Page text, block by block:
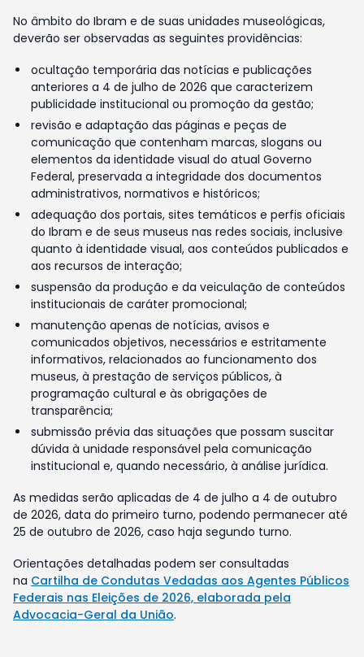
No âmbito do Ibram e de suas unidades museológicas,
deverão ser observadas as seguintes providências:
ocultação temporária das notícias e publicações
anteriores a 4 de julho de 2026 que caracterizem
publicidade institucional ou promoção da gestão;
revisão e adaptação das páginas e peças de
comunicação que contenham marcas, slogans ou
elementos da identidade visual do atual Governo
Federal, preservada a integridade dos documentos
administrativos, normativos e históricos;
adequação dos portais, sites temáticos e perfis oficiais
do Ibram e de seus museus nas redes sociais, inclusive
quanto à identidade visual, aos conteúdos publicados e
aos recursos de interação;
suspensão da produção e da veiculação de conteúdos
institucionais de caráter promocional;
manutenção apenas de notícias, avisos e
comunicados objetivos, necessários e estritamente
informativos, relacionados ao funcionamento dos
museus, à prestação de serviços públicos, à
programação cultural e às obrigações de
transparência;
submissão prévia das situações que possam suscitar
dúvida à unidade responsável pela comunicação
institucional e, quando necessário, à análise jurídica.
As medidas serão aplicadas de 4 de julho a 4 de outubro
de 2026, data do primeiro turno, podendo permanecer até
25 de outubro de 2026, caso haja segundo turno.
Orientações detalhadas podem ser consultadas
na Cartilha de Condutas Vedadas aos Agentes Públicos
Federais nas Eleições de 2026, elaborada pela
Advocacia-Geral da União.